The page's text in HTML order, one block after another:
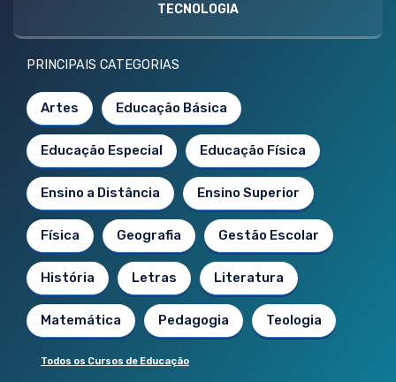
TECNOLOGIA
PRINCIPAIS CATEGORIAS
Artes Educação Básica
Educação Especial Educação Física
Ensino a Distância Ensino Superior
Física Geografia Gestão Escolar
História Letras Literatura
Matemática Pedagogia Teologia
Todos os Cursos de Educação